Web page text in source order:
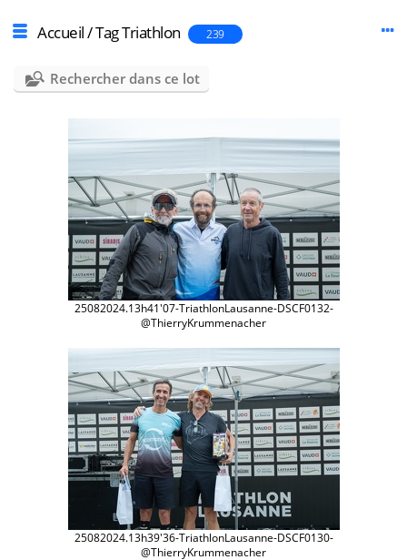
Accueil/TagTriathlon 239
Rechercher dans ce lot
25082024.13h41'07-TriathlonLausanne-DSCF0132-
@ThierryKrummenacher
25082024.13h39'36-TriathlonLausanne-DSCF0130-
@ThierryKrummenacher